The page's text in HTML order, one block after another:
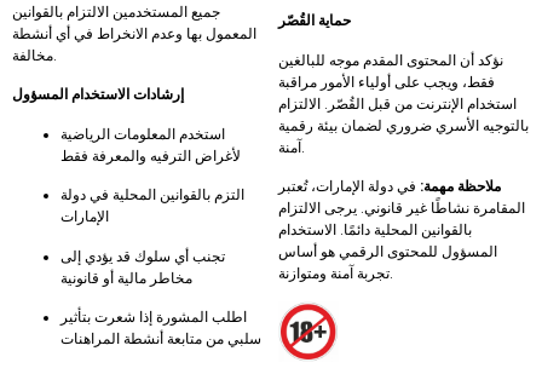
جميع المستخدمين الالتزام بالقوانين
المعمول بها وعدم الانخراط في أي أنشطة
مخالفة.
إرشادات الاستخدام المسؤول
استخدم المعلومات الرياضية
لأغراض الترفيه والمعرفة فقط
التزم بالقوانين المحلية في دولة
الإمارات
تجنب أي سلوك قد يؤدي إلى
مخاطر مالية أو قانونية
اطلب المشورة إذا شعرت بتأثير
سلبي من متابعة أنشطة المراهنات
حماية القُصّر
نؤكد أن المحتوى المقدم موجه للبالغين
فقط، ويجب على أولياء الأمور مراقبة
استخدام الإنترنت من قبل القُصّر. الالتزام
بالتوجيه الأسري ضروري لضمان بيئة رقمية
ملاحظة مهمة: في دولة الإمارات، تُعتبر
المقامرة نشاطًا غير قانوني. يرجى الالتزام
بالقوانين المحلية دائمًا. الاستخدام
المسؤول للمحتوى الرقمي هو أساس
تجربة آمنة ومتوازنة.